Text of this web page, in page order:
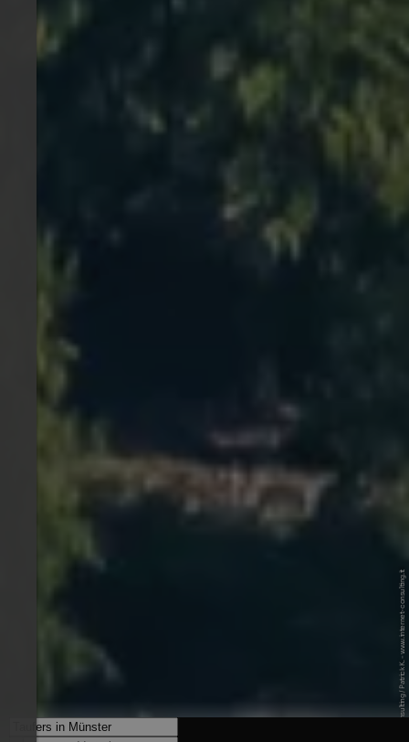
© Internet Consulting / Patrick K. - www.internet-consulting.it